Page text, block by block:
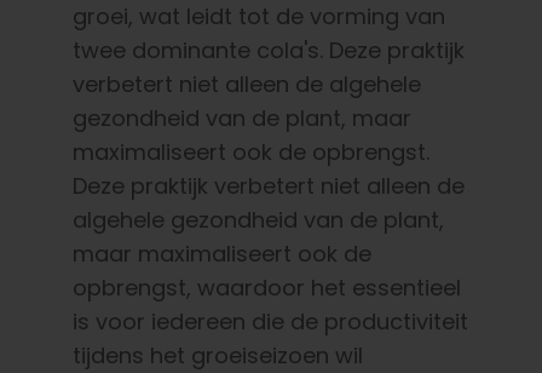
groei, wat leidt tot de vorming van
twee dominante cola's. Deze praktijk
verbetert niet alleen de algehele
gezondheid van de plant, maar
maximaliseert ook de opbrengst.
Deze praktijk verbetert niet alleen de
algehele gezondheid van de plant,
maar maximaliseert ook de
opbrengst, waardoor het essentieel
is voor iedereen die de productiviteit
tijdens het groeiseizoen wil